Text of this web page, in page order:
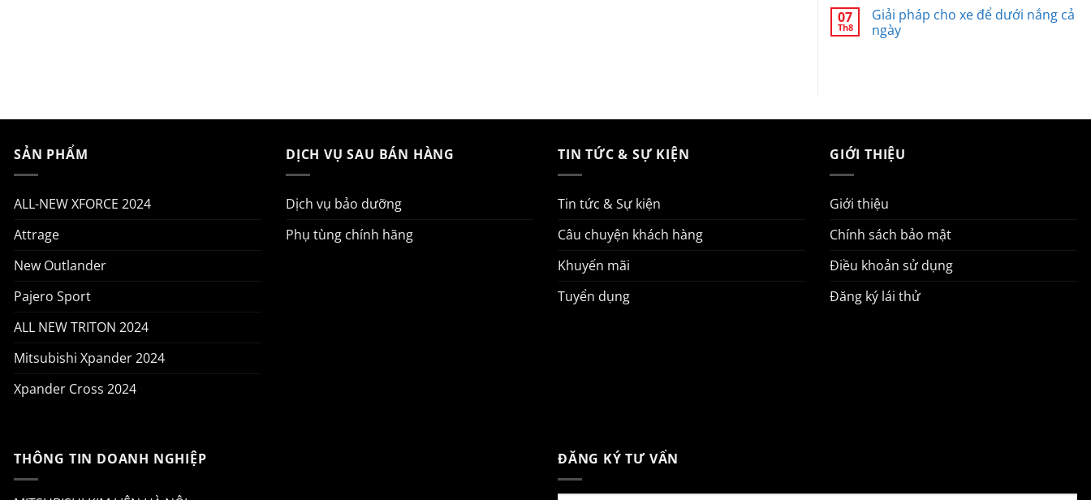
07
Th8
Giải pháp cho xe để dưới nắng cả
ngày
SẢN PHẨM
ALL-NEW XFORCE 2024
Attrage
New Outlander
Pajero Sport
ALL NEW TRITON 2024
Mitsubishi Xpander 2024
Xpander Cross 2024
DỊCH VỤ SAU BÁN HÀNG
Dịch vụ bảo dưỡng
Phụ tùng chính hãng
TIN TỨC & SỰ KIỆN
Tin tức & Sự kiện
Câu chuyện khách hàng
Khuyến mãi
Tuyển dụng
GIỚI THIỆU
Giới thiệu
Chính sách bảo mật
Điều khoản sử dụng
Đăng ký lái thử
THÔNG TIN DOANH NGHIỆP ĐĂNG KÝ TƯ VẤN